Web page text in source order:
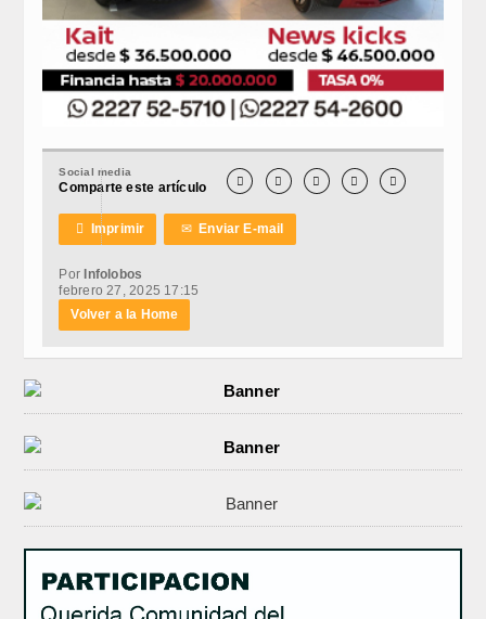
Social media
Comparte este artículo     
 Imprimir ✉Enviar E-mail
PorInfolobos
febrero 27, 2025 17:15
Volver a la Home